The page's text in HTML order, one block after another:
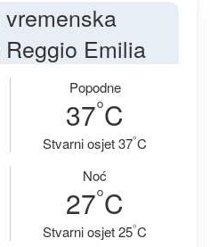
Emilia
Popodne
37°C
Stvarni osjet 37°C
Noć
27°C
Stvarni osjet 25°C